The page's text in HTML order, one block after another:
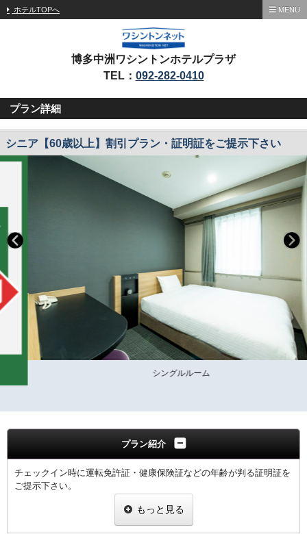
ホテルTOPへ MENU
博多中洲ワシントンホテルプラザ
TEL： 092-282-0410
プラン詳細
シニア【60歳以上】割引プラン・証明証をご提示下さい
シングルルーム
プラン紹介
チェックイン時に運転免許証・健康保険証などの年齢が判る証明証を
ご提示下さい。
※提示なき場合は割引無しの料金を適用させていただきます。
もっと見る